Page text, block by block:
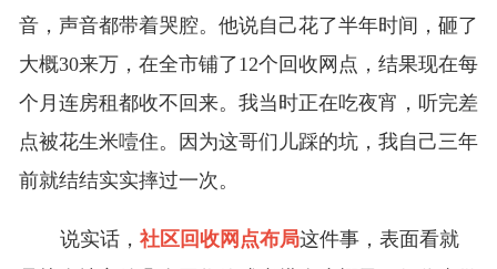
回收范围
服务项目
新闻动态
音，声音都带着哭腔。他说自己花了半年时间，砸了
大概30来万，在全市铺了12个回收网点，结果现在每
个月连房租都收不回来。我当时正在吃夜宵，听完差
点被花生米噎住。因为这哥们儿踩的坑，我自己三年
前就结结实实摔过一次。
说实话， 社区回收网点布局这件事，表面看就